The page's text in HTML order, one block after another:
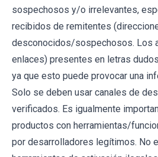
sospechosos y/o irrelevantes,
recibidos de remitentes
desconocidos/sospechosos. Los
enlaces) presentes en letras
ya que esto puede provocar una
Solo se deben usar canales de
verificados. Es igualmente
productos con herramientas/
por desarrolladores legítimos. No